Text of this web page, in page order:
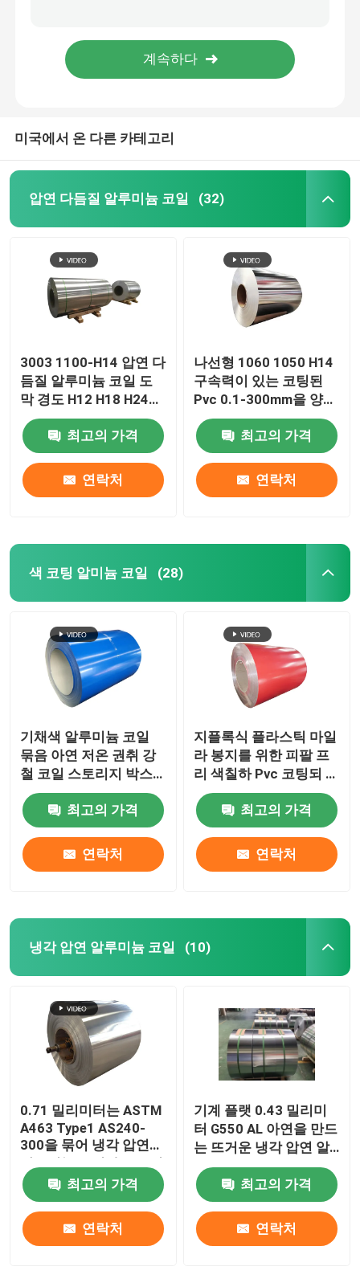
알루니늄 합금 시트
순알루미늄 금은괴
고체 알루미늄 로드
알루미늄 압출 프로파일
알루미늄 호일 롤
알루미늄 앵글 바
미국에서 온 다른 카테고리
압연 다듬질 알루미늄 코일 (32)
3003 1100-H14 압연 다
듬질 알루미늄 코일 도
막 경도 H12 H18 H24
H26 H28 추운 굴려진
0.027
최고의 가격
연락처
나선형 1060 1050 H14
구속력이 있는 코팅된
Pvc 0.1-300mm을 양극
처리하는 엠보싱된 알루
미늄 코일을 스터코
최고의 가격
연락처
색 코팅 알미늄 코일 (28)
기채색 알루미늄 코일
묶음 아연 저온 권취 강
철 코일 스토리지 박스
1219 밀리미터
최고의 가격
연락처
지플록식 플라스틱 마일
라 봉지를 위한 피팔 프
리 색칠하 Pvc 코팅되 알
루미늄 코일 1100년
300 밀리미터 405 밀리
미터 505 밀리미터
최고의 가격
연락처
냉각 압연 알루미늄 코일 (10)
0.71 밀리미터는 ASTM
A463 Type1 AS240-
300을 묶어 냉각 압연
알루미늄 코일과 스트립
스피럴을 코팅했습니다
최고의 가격
연락처
기계 플랫 0.43 밀리미
터 G550 AL 아연을 만드
는 뜨거운 냉각 압연 알
루미늄 코일 거터 알루
미늄
최고의 가격
연락처